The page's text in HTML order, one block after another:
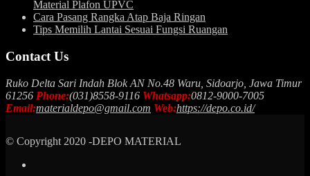
Material Plafon UPVC
Cara Pasang Rangka Atap Baja Ringan
Tips Memilih Lantai Sesuai Fungsi Ruangan
Contact Us
Ruko Delta Sari Indah Blok AN No.48 Waru, Sidoarjo, Jawa Timur
61256 Phone:(031)8558-9116 Whatsapp:0812-9000-7005
Email:materialdepo@gmail.com Web:https://depo.co.id/
© Copyright 2020 -DEPO MATERIAL